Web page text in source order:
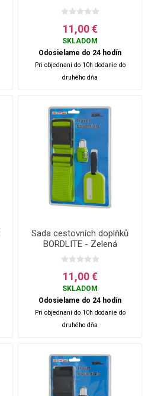
11,00 €
SKLADOM
Odosielame do 24 hodín
Pri objednaní do 10h dodanie do
druhého dňa
Sada cestovních doplňků
BORDLITE - Zelená
11,00 €
SKLADOM
Odosielame do 24 hodín
Pri objednaní do 10h dodanie do
druhého dňa